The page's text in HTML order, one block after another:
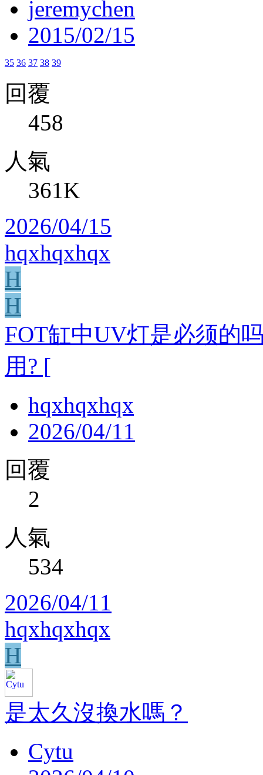
jeremychen
2015/02/15
35 36 37 38 39
回覆
458
人氣
361K
2026/04/15
hqxhqxhqx
H
H
FOT缸中UV灯是必须的
用? [
hqxhqxhqx
2026/04/11
回覆
2
人氣
534
2026/04/11
hqxhqxhqx
H
是太久沒換水嗎？
Cytu